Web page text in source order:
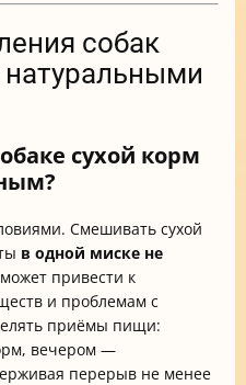
собак
сухой корм
Смешивать сухой
в одной миске не
может привести к
и проблемам с
приёмы пищи:
вечером —
перерыв не менее